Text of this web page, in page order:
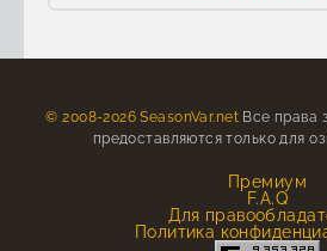
© 2008-2026 SeasonVar.netВсе права
предоставляются только для
Премиум
F.A.Q
Для
Политика